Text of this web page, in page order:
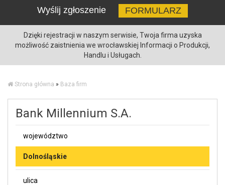
Wyślij zgłoszenie
FORMULARZ
Dzięki rejestracji w naszym serwisie, Twoja firma uzyska
możliwość zaistnienia we wrocławskiej Informacji o Produkcji,
Handlu i Usługach.
Strona główna » Baza firm
Bank Millennium S.A.
województwo
Dolnośląskie
ulica